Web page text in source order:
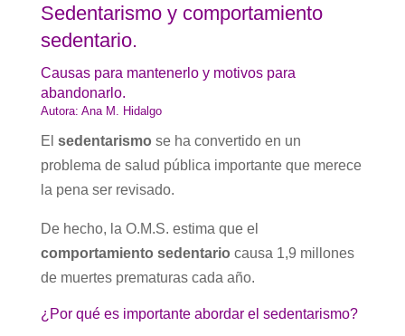
Sedentarismo y comportamiento
sedentario.
Causas para mantenerlo y motivos para
abandonarlo.
Autora: Ana M. Hidalgo
El sedentarismo se ha convertido en un
problema de salud pública importante que merece
la pena ser revisado.
De hecho, la O.M.S. estima que el
comportamiento sedentario causa 1,9 millones
de muertes prematuras cada año.
¿Por qué es importante abordar el sedentarismo?